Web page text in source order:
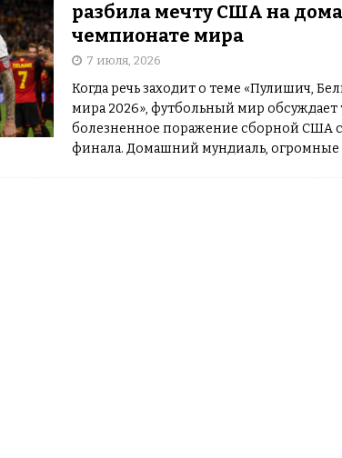
ЦЕНТРАЛЬНАЯ
Казахстана
разбила мечту США на
чемпионате мира
7 июля, 2026
Когда речь заходит о теме «Пулишич,
мира 2026», футбольный мир обсуждает
болезненное поражение сборной США
финала. Домашний мундиаль,